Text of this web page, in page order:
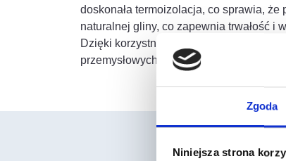
Zgoda
Niniejsza strona
doskonała termoizolacja, co sprawia,
naturalnej gliny, co zapewnia trwałość i
Dzięki korzystnym parametrom
przemysłowych. Produkt ten pozwala